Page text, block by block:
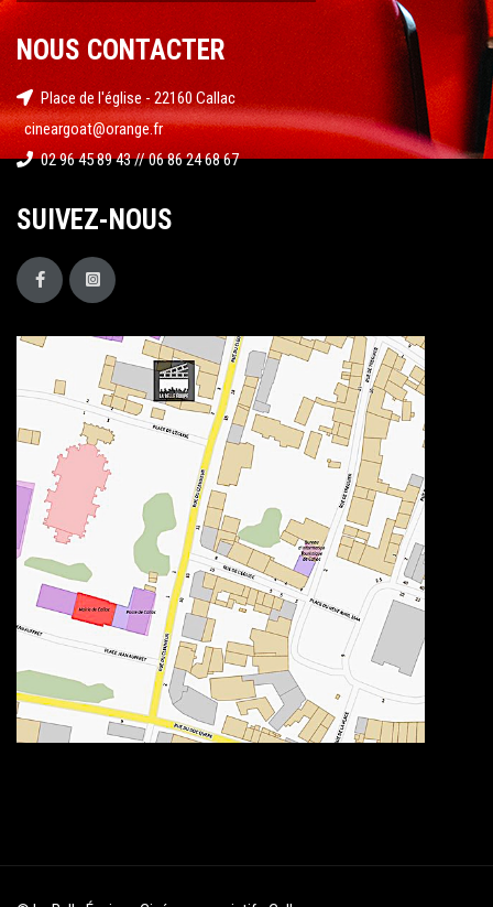
NOUS CONTACTER
Place de l'église - 22160 Callac
cineargoat@orange.fr
02 96 45 89 43 // 06 86 24 68 67
SUIVEZ-NOUS